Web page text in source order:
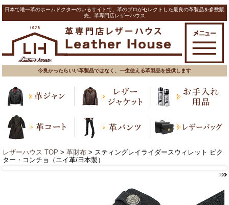
日本で唯一革のホームドクターのいるサイトで、革のプロがセレクトした最良の革製品を多数販
売。革専門店レザーハウス
今良かったらいい革製品ではなく、一生使える革製品を提供します
レザーハウス TOP > 革財布 > スティングレイライダースウィレット ビク
ター・コンチョ（エイ革/日本製）